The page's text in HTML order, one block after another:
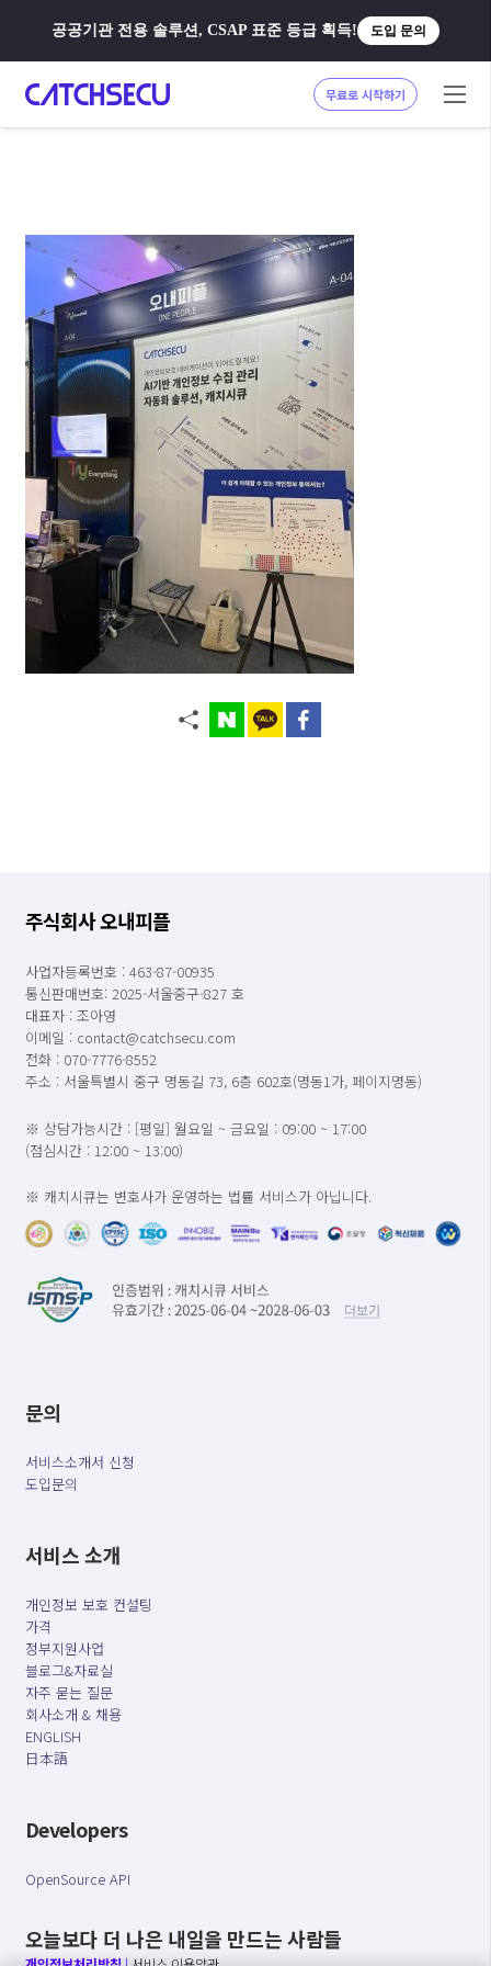
공공기관 전용 솔루션, CSAP 표준 등급 획득! 도입 문의
무료로 시작하기
주식회사 오내피플
사업자등록번호 : 463-87-00935
통신판매번호: 2025-서울중구-827 호
대표자 : 조아영
이메일 : contact@catchsecu.com
전화 : 070-7776-8552
주소 : 서울특별시 중구 명동길 73, 6층 602호(명동1가, 페이지명동)
※ 상담가능시간 : [평일] 월요일 ~ 금요일 : 09:00 ~ 17:00
(점심시간 : 12:00 ~ 13:00)
※ 캐치시큐는 변호사가 운영하는 법률 서비스가 아닙니다.
문의
서비스소개서 신청
도입문의
서비스 소개
개인정보 보호 컨설팅
가격
정부지원사업
블로그&자료실
자주 묻는 질문
회사소개 & 채용
ENGLISH
日本語
Developers
OpenSource API
오늘보다 더 나은 내일을 만드는 사람들